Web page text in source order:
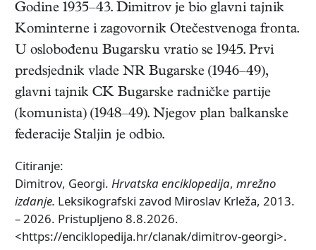
Godine 1935–43. Dimitrov je bio glavni tajnik
Kominterne i zagovornik Otečestvenoga fronta.
U oslobođenu Bugarsku vratio se 1945. Prvi
predsjednik vlade NR Bugarske (1946–49),
glavni tajnik CK Bugarske radničke partije
(komunista) (1948–49). Njegov plan balkanske
federacije Staljin je odbio.
Citiranje:
Dimitrov, Georgi. Hrvatska enciklopedija, mrežno
izdanje. Leksikografski zavod Miroslav Krleža, 2013.
– 2026. Pristupljeno 8.8.2026.
<https://enciklopedija.hr/clanak/dimitrov-georgi>.